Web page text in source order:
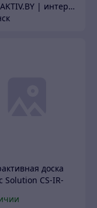
INTERAKTIV.BY | интерактивное оборудование
доска
Solution CS-IR-